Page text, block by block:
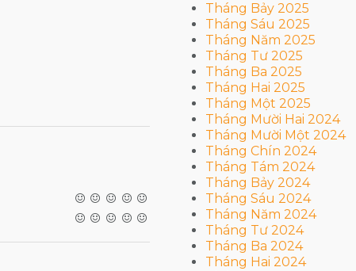
Tháng Bảy 2025
Tháng Sáu 2025
Tháng Năm 2025
Tháng Tư 2025
Tháng Ba 2025
Tháng Hai 2025
Tháng Một 2025
Tháng Mười Hai 2024
Tháng Mười Một 2024
Tháng Chín 2024
Tháng Tám 2024
Tháng Bảy 2024
Tháng Sáu 2024
Tháng Năm 2024
Tháng Tư 2024
Tháng Ba 2024
Tháng Hai 2024